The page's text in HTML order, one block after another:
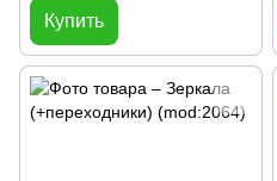
Купить